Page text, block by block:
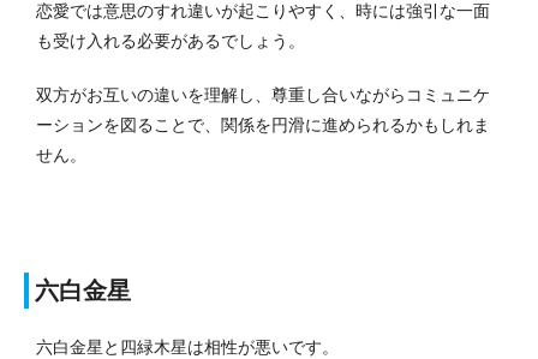
恋愛では意思のすれ違いが起こりやすく、時には強引な一面
も受け入れる必要があるでしょう。
双方がお互いの違いを理解し、尊重し合いながらコミュニケ
ーションを図ることで、関係を円滑に進められるかもしれま
せん。
六白金星
六白金星と四緑木星は相性が悪いです。